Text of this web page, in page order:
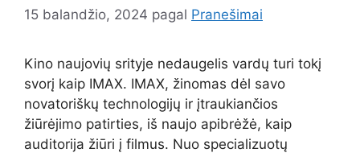
15 balandžio, 2024 pagal Pranešimai
Kino naujovių srityje nedaugelis vardų turi tokį
svorį kaip IMAX. IMAX, žinomas dėl savo
novatoriškų technologijų ir įtraukiančios
žiūrėjimo patirties, iš naujo apibrėžė, kaip
auditorija žiūri į filmus. Nuo specializuotų